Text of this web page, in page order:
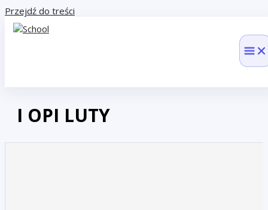
Przejdź do treści
I OPI LUTY